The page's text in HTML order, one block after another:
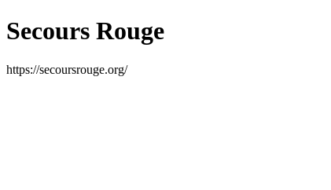
Secours Rouge
https://secoursrouge.org/